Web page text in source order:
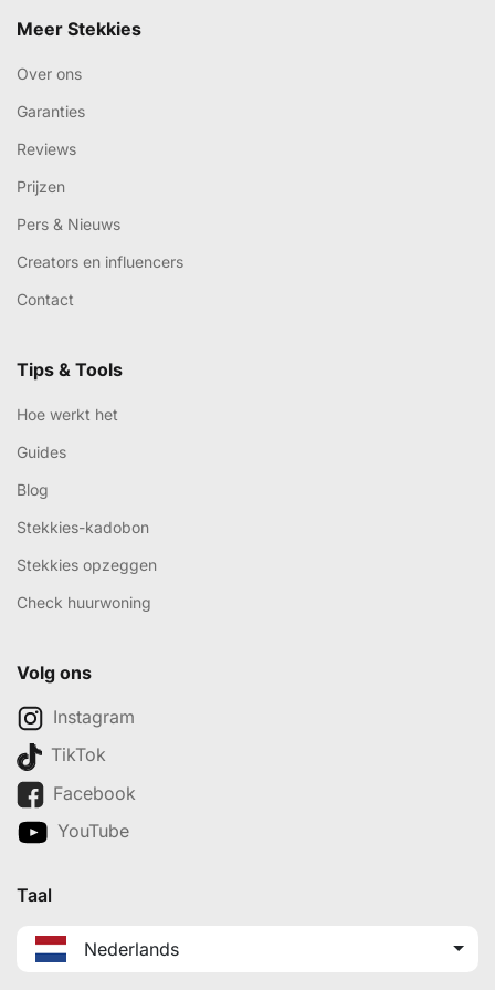
Meer Stekkies
Over ons
Garanties
Reviews
Prijzen
Pers & Nieuws
Creators en influencers
Contact
Tips & Tools
Hoe werkt het
Guides
Blog
Stekkies-kadobon
Stekkies opzeggen
Check huurwoning
Volg ons
Instagram
TikTok
Facebook
YouTube
Taal
Nederlands